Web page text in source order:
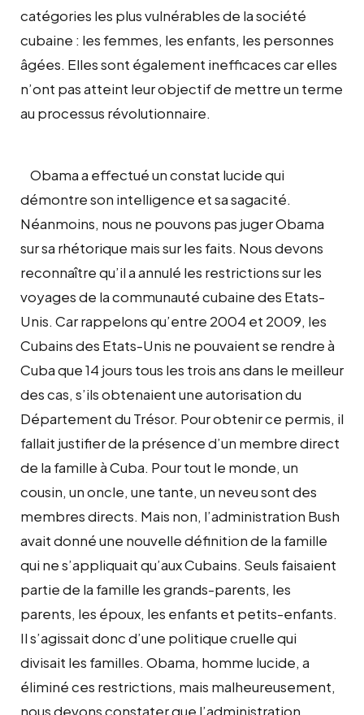
catégories les plus vulnérables de la société
cubaine : les femmes, les enfants, les personnes
âgées. Elles sont également inefficaces car elles
n’ont pas atteint leur objectif de mettre un terme
au processus révolutionnaire.
Obama a effectué un constat lucide qui
démontre son intelligence et sa sagacité.
Néanmoins, nous ne pouvons pas juger Obama
sur sa rhétorique mais sur les faits. Nous devons
reconnaître qu’il a annulé les restrictions sur les
voyages de la communauté cubaine des Etats-
Unis. Car rappelons qu’entre 2004 et 2009, les
Cubains des Etats-Unis ne pouvaient se rendre à
Cuba que 14 jours tous les trois ans dans le meilleur
des cas, s’ils obtenaient une autorisation du
Département du Trésor. Pour obtenir ce permis, il
fallait justifier de la présence d’un membre direct
de la famille à Cuba. Pour tout le monde, un
cousin, un oncle, une tante, un neveu sont des
membres directs. Mais non, l’administration Bush
avait donné une nouvelle définition de la famille
qui ne s’appliquait qu’aux Cubains. Seuls faisaient
partie de la famille les grands-parents, les
parents, les époux, les enfants et petits-enfants.
Il s’agissait donc d’une politique cruelle qui
divisait les familles. Obama, homme lucide, a
éliminé ces restrictions, mais malheureusement,
nous devons constater que l’administration